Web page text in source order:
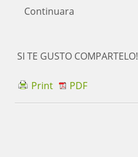
Continuara
SI TE GUSTO COMPARTELO!
Print PDF